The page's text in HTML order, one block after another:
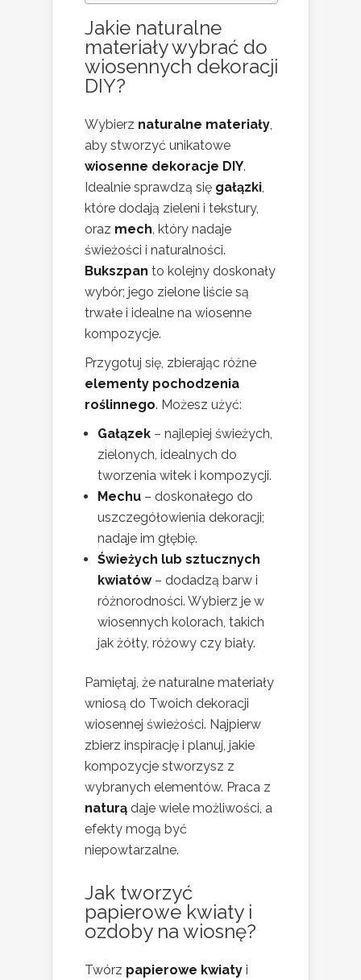
Jakie naturalne
materiały wybrać do
wiosennych dekoracji
DIY?
Wybierz naturalne materiały,
aby stworzyć unikatowe
wiosenne dekoracje DIY.
Idealnie sprawdzą się gałązki,
które dodają zieleni i tekstury,
oraz mech, który nadaje
świeżości i naturalności.
Bukszpan to kolejny doskonały
wybór; jego zielone liście są
trwałe i idealne na wiosenne
kompozycje.
Przygotuj się, zbierając różne
elementy pochodzenia
roślinnego. Możesz użyć:
Gałązek – najlepiej świeżych,
zielonych, idealnych do
tworzenia witek i kompozycji.
Mechu – doskonałego do
uszczegółowienia dekoracji;
nadaje im głębię.
Świeżych lub sztucznych
kwiatów– dodadzą barw i
różnorodności. Wybierz je w
wiosennych kolorach, takich
jak żółty, różowy czy biały.
Pamiętaj, że naturalne materiały
wniosą do Twoich dekoracji
wiosennej świeżości. Najpierw
zbierz inspirację i planuj, jakie
kompozycje stworzysz z
wybranych elementów. Praca z
naturą daje wiele możliwości, a
efekty mogą być
niepowtarzalne.
Jak tworzyć
papierowe kwiaty i
ozdoby na wiosnę?
Twórz papierowe kwiaty i